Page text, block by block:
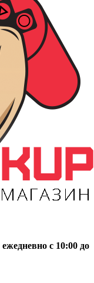
ежедневно с 10:00 до